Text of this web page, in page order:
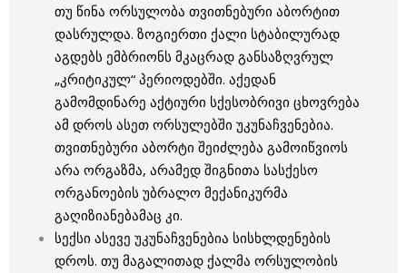
თუ წინა ორსულობა თვითნებური აბორტით
დასრულდა. ზოგიერთი ქალი სტაბილურად
აგდებს ემბრიონს მკაცრად განსაზღვრულ
„კრიტიკულ“ პერიოდებში. აქედან
გამომდინარე აქტიური სქესობრივი ცხოვრება
ამ დროს ასეთ ორსულებში უკუნაჩვენებია.
თვითნებური აბორტი შეიძლება გამოიწვიოს
არა ორგაზმა, არამედ შიგნითა სასქესო
ორგანოების უბრალო მექანიკურმა
გაღიზიანებამაც კი.
სექსი ასევე უკუნაჩვენებია სისხლდენების
დროს. თუ მაგალითად ქალმა ორსულობის